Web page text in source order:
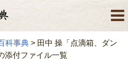
科事典 > 田中 操「点滴箱、ダン
添付ファイル一覧